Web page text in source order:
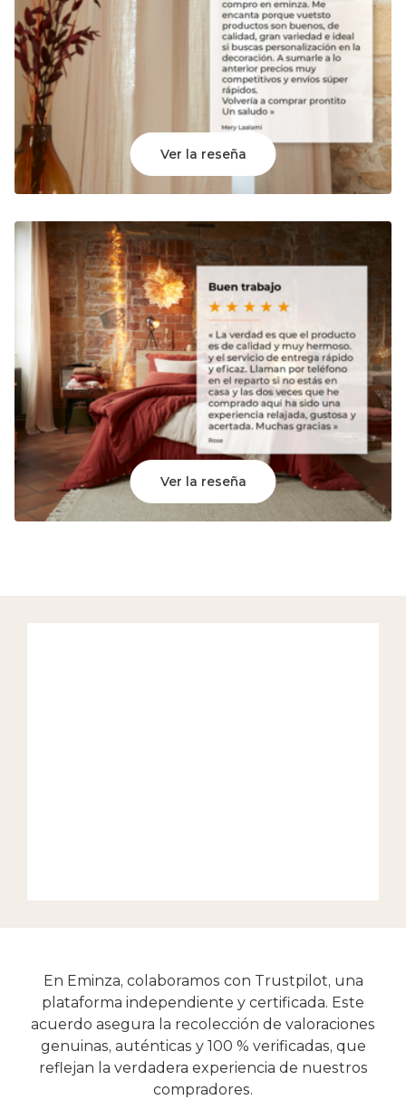
Ver la reseña
Ver la reseña
En Eminza, colaboramos con Trustpilot, una
plataforma independiente y certificada. Este
acuerdo asegura la recolección de valoraciones
genuinas, auténticas y 100 % verificadas, que
reflejan la verdadera experiencia de nuestros
compradores.